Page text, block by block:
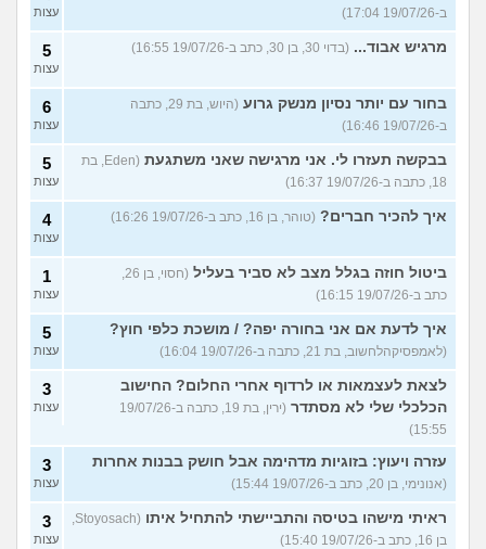
ב-19/07/26 17:04)
עצות
מרגיש אבוד... (בדוי 30, בן 30, כתב ב-19/07/26 16:55) 5
עצות
בחור עם יותר נסיון מנשק גרוע
(היוש, בת 29, כתבה
ב-19/07/26 16:46)
6
עצות
בבקשה תעזרו לי. אני מרגישה שאני משתגעת
(Eden, בת
18, כתבה ב-19/07/26 16:37)
5
עצות
איך להכיר חברים? (טוהר, בן 16, כתב ב-19/07/26 16:26) 4
עצות
ביטול חוזה בגלל מצב לא סביר בעליל
(חסוי, בן 26,
כתב ב-19/07/26 16:15)
1
עצות
איך לדעת אם אני בחורה יפה? / מושכת כלפי חוץ?
(לאמפסיקהלחשוב, בת 21, כתבה ב-19/07/26 16:04)
5
עצות
לצאת לעצמאות או לרדוף אחרי החלום? החישוב
הכלכלי שלי לא מסתדר
(ירין, בת 19, כתבה ב-19/07/26
15:55)
3
עצות
עזרה ויעוץ: בזוגיות מדהימה אבל חושק בבנות אחרות
(אנונימי, בן 20, כתב ב-19/07/26 15:44)
3
עצות
ראיתי מישהו בטיסה והתביישתי להתחיל איתו
(Stoyosach,
בן 16, כתב ב-19/07/26 15:40)
3
עצות